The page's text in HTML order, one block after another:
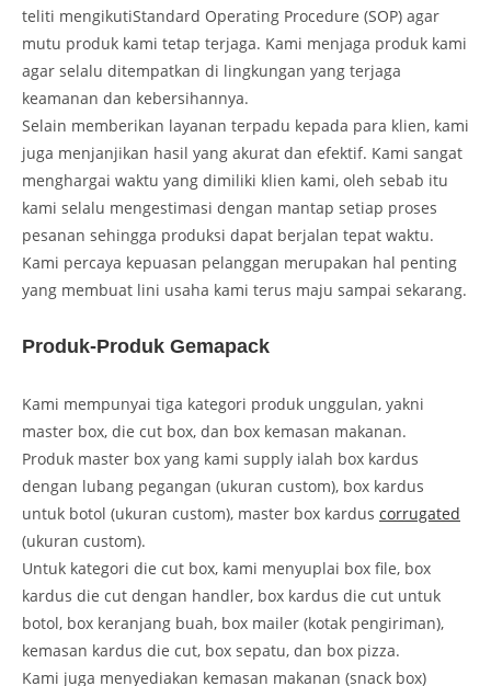
teliti mengikutiStandard Operating Procedure (SOP) agar
mutu produk kami tetap terjaga. Kami menjaga produk kami
agar selalu ditempatkan di lingkungan yang terjaga
keamanan dan kebersihannya.
Selain memberikan layanan terpadu kepada para klien, kami
juga menjanjikan hasil yang akurat dan efektif. Kami sangat
menghargai waktu yang dimiliki klien kami, oleh sebab itu
kami selalu mengestimasi dengan mantap setiap proses
pesanan sehingga produksi dapat berjalan tepat waktu.
Kami percaya kepuasan pelanggan merupakan hal penting
yang membuat lini usaha kami terus maju sampai sekarang.
Produk-Produk Gemapack
Kami mempunyai tiga kategori produk unggulan, yakni
master box, die cut box, dan box kemasan makanan.
Produk master box yang kami supply ialah box kardus
dengan lubang pegangan (ukuran custom), box kardus
untuk botol (ukuran custom), master box kardus corrugated
(ukuran custom).
Untuk kategori die cut box, kami menyuplai box file, box
kardus die cut dengan handler, box kardus die cut untuk
botol, box keranjang buah, box mailer (kotak pengiriman),
kemasan kardus die cut, box sepatu, dan box pizza.
Kami juga menyediakan kemasan makanan (snack box)